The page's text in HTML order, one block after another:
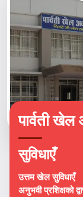
पार्वती खेल
सुविधाएँ
उत्तम खेल सुविधाएँ
अनुभवी प्रशिक्षको